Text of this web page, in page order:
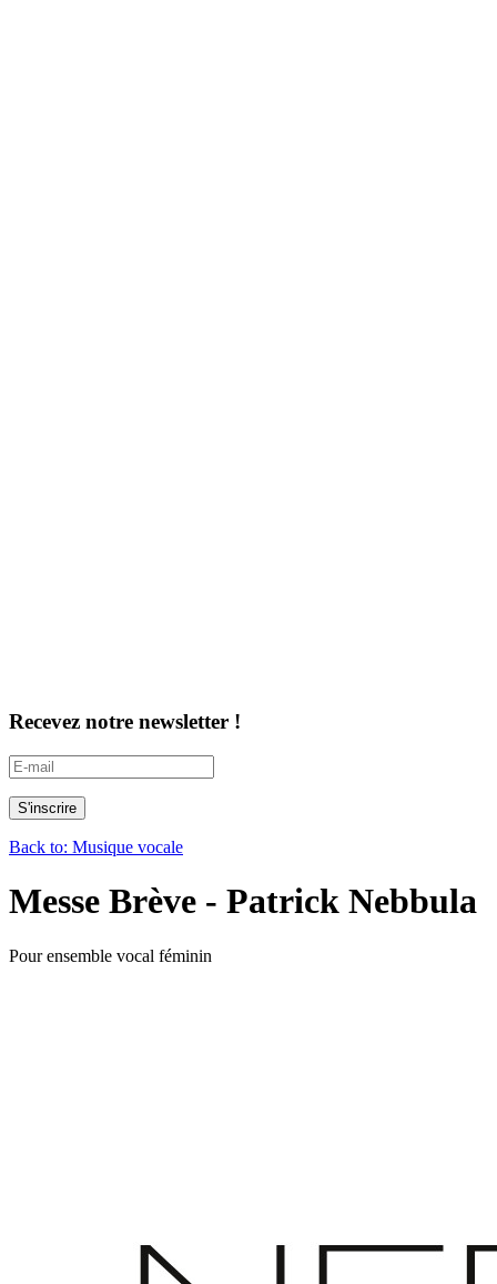
Recevez notre newsletter !
Back to: Musique vocale
Messe Brève - Patrick Nebbula
Pour ensemble vocal féminin